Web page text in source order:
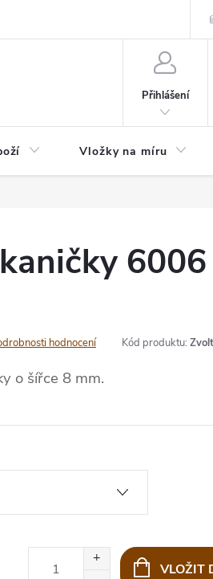
Přihlášení
Vložky na míru
6006
hodnocení Kód produktu:
o šířce 8 mm.
VLOŽIT